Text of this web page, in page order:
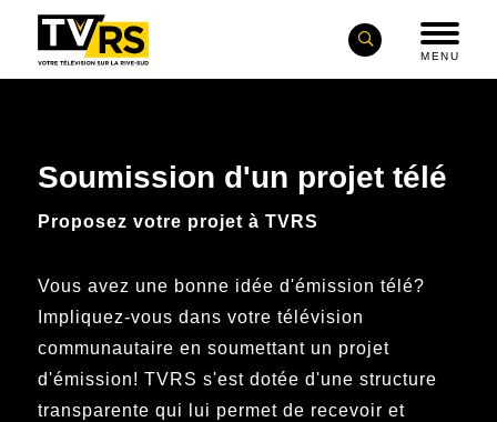
MENU
Soumission d'un projet télé
Proposez votre projet à TVRS
Vous avez une bonne idée d'émission télé?
Impliquez-vous dans votre télévision
communautaire en soumettant un projet
d'émission! TVRS s'est dotée d'une structure
transparente qui lui permet de recevoir et